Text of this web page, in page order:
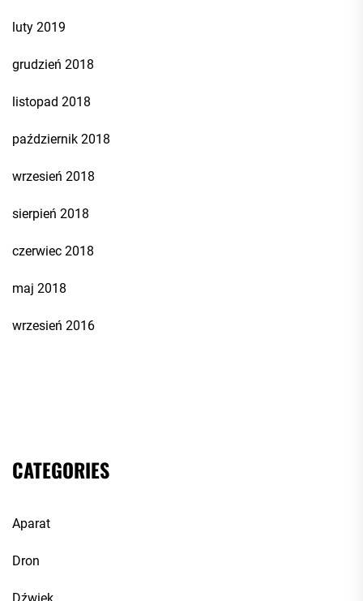
luty 2019
grudzień 2018
listopad 2018
październik 2018
wrzesień 2018
sierpień 2018
czerwiec 2018
maj 2018
wrzesień 2016
CATEGORIES
Aparat
Dron